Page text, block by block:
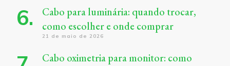
Cabo para luminária: quando trocar,
como escolher e onde comprar
21 de maio de 2026
Cabo oximetria para monitor: como